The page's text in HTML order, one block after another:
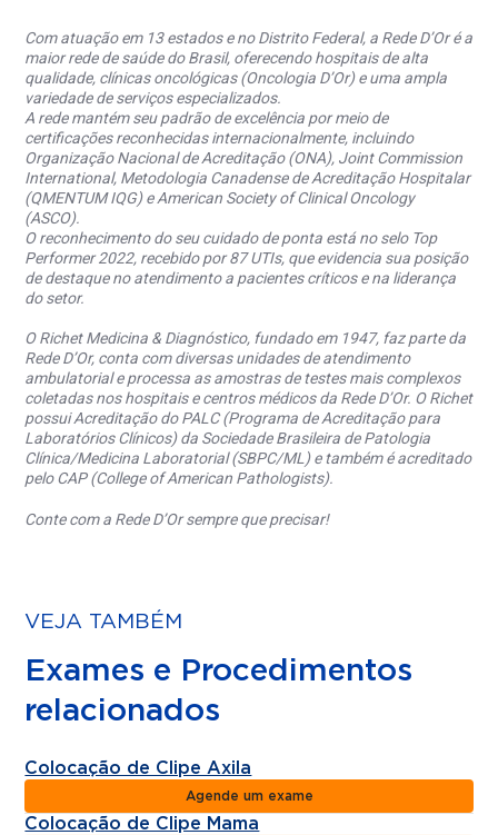
Com atuação em 13 estados e no Distrito Federal, a Rede D’Or é a
maior rede de saúde do Brasil, oferecendo hospitais de alta
qualidade, clínicas oncológicas (Oncologia D’Or) e uma ampla
variedade de serviços especializados.
A rede mantém seu padrão de excelência por meio de
certificações reconhecidas internacionalmente, incluindo
Organização Nacional de Acreditação (ONA), Joint Commission
International, Metodologia Canadense de Acreditação Hospitalar
(QMENTUM IQG) e American Society of Clinical Oncology
(ASCO).
O reconhecimento do seu cuidado de ponta está no selo Top
Performer 2022, recebido por 87 UTIs, que evidencia sua posição
de destaque no atendimento a pacientes críticos e na liderança
do setor.
O Richet Medicina & Diagnóstico, fundado em 1947, faz parte da
Rede D’Or, conta com diversas unidades de atendimento
ambulatorial e processa as amostras de testes mais complexos
coletadas nos hospitais e centros médicos da Rede D’Or. O Richet
possui Acreditação do PALC (Programa de Acreditação para
Laboratórios Clínicos) da Sociedade Brasileira de Patologia
Clínica/Medicina Laboratorial (SBPC/ML) e também é acreditado
pelo CAP (College of American Pathologists).
Conte com a Rede D’Or sempre que precisar!
VEJA TAMBÉM
Exames e Procedimentos
relacionados
Colocação de Clipe Axila
Agende um exame
Colocação de Clipe Mama